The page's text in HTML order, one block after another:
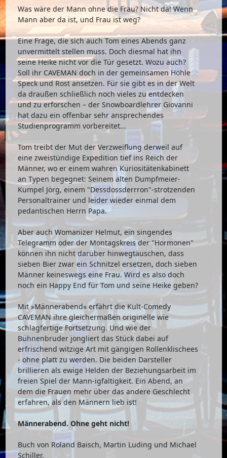
Was wäre der Mann ohne die Frau? Nicht da! Wenn
Mann aber da ist, und Frau ist weg?
Eine Frage, die sich auch Tom eines Abends ganz
unvermittelt stellen muss. Doch diesmal hat ihn
seine Heike nicht vor die Tür gesetzt. Wozu auch?
Soll ihr CAVEMAN doch in der gemeinsamen Höhle
Speck und Rost ansetzen. Für sie gibt es in der Welt
da draußen schließlich noch vieles zu entdecken
und zu erforschen – der Snowboardlehrer Giovanni
hat dazu ein offenbar sehr ansprechendes
Studienprogramm vorbereitet...
Tom treibt der Mut der Verzweiflung derweil auf
eine zweistündige Expedition tief ins Reich der
Männer, wo er einem wahren Kuriositätenkabinett
an Typen begegnet: Seinem alten Dumpfmeier-
Kumpel Jörg, einem "Dessdossderrron"-strotzenden
Personaltrainer und leider wieder einmal dem
pedantischen Herrn Papa.
Aber auch Womanizer Helmut, ein singendes
Telegramm oder der Montagskreis der "Hormonen"
können ihn nicht darüber hinwegtäuschen, dass
sieben Bier zwar ein Schnitzel ersetzen, doch sieben
Männer keineswegs eine Frau. Wird es also doch
noch ein Happy End für Tom und seine Heike geben?
Mit »Männerabend« erfährt die Kult-Comedy
CAVEMAN ihre gleichermaßen originelle wie
schlagfertige Fortsetzung. Und wie der
Bühnenbruder jongliert das Stück dabei auf
erfrischend witzige Art mit gängigen Rollenklischees
- ohne platt zu werden. Die beiden Darsteller
brillieren als ewige Helden der Beziehungsarbeit im
freien Spiel der Mann-igfaltigkeit. Ein Abend, an
dem die Frauen mehr über das andere Geschlecht
erfahren, als den Männern lieb ist!
Männerabend. Ohne geht nicht!
Buch von Roland Baisch, Martin Luding und Michael
Schiller.